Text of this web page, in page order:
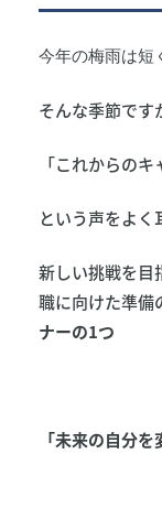
今年の梅雨は短
そんな季節です
「これからの
という声をよく
新しい挑戦を目
職に向けた準備
ナーの1つ
「未来の自分